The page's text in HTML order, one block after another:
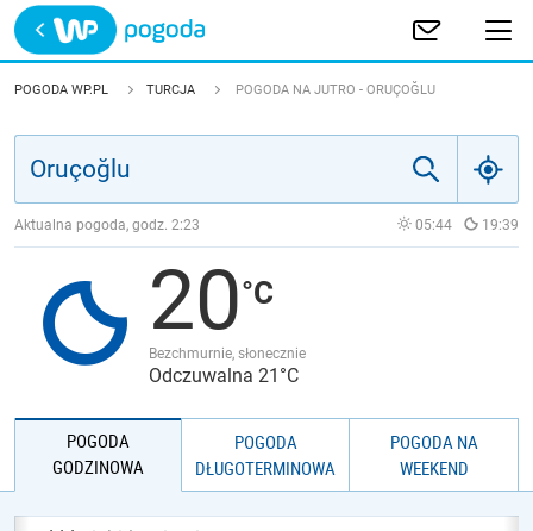
Trwa ładowanie
POLSKA
JAKOŚĆ POWIETRZA
POGODA WP.PL TURCJA POGODA NA JUTRO - ORUÇOĞLU
Aktualna pogoda, godz. 2:23 05:44 19:39
20
Bezchmurnie, słonecznie
Odczuwalna 21°C
POGODA
GODZINOWA
POGODA
DŁUGOTERMINOWA
POGODA NA
WEEKEND